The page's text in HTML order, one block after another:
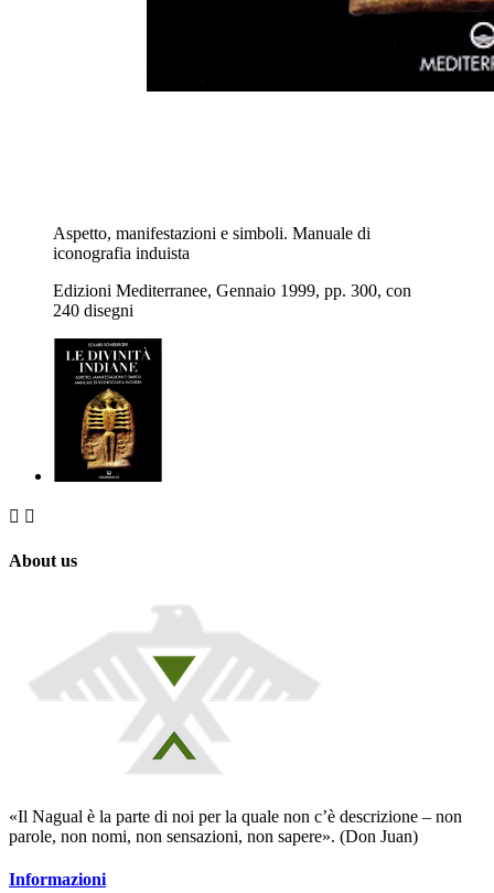
Aspetto, manifestazioni e simboli. Manuale di
iconografia induista
Edizioni Mediterranee, Gennaio 1999, pp. 300, con
240 disegni
 
About us
«Il Nagual è la parte di noi per la quale non c’è descrizione – non
parole, non nomi, non sensazioni, non sapere». (Don Juan)
Informazioni